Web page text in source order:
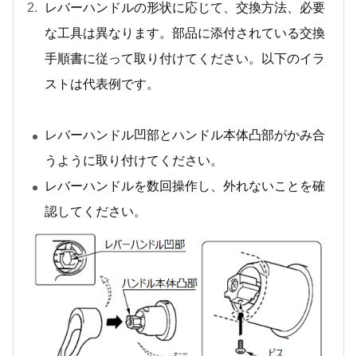
レバーハンドルの形状に応じて、交換方法、必要
な工具は異なります。部品に添付されている交換
手順書に従って取り付けてください。以下のイラ
ストは代表例です。
レバーハンドル凹部とハンドル本体凸部がかみ合
うように取り付けてください。
レバーハンドルを数回操作し、外れないことを確
認してください。